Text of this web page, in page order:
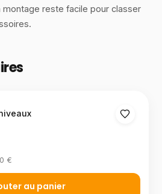
reste facile pour classer
€
au panier